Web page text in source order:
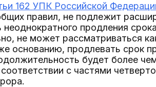
162 УПК Российской
правил, не подлежит
продления
не может рассматриваться
основанию, продлевать срок
будет более
с частями